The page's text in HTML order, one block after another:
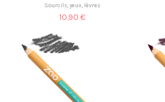
Sourcils, yeux, lèvres
10,90 €